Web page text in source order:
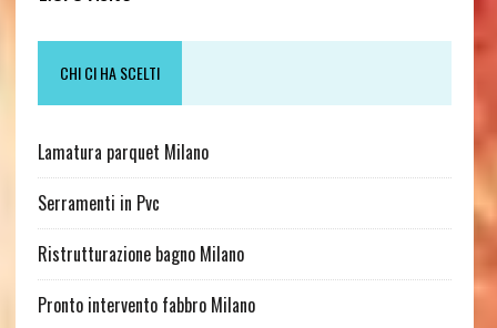
CHI CI HA SCELTI
Lamatura parquet Milano
Serramenti in Pvc
Ristrutturazione bagno Milano
Pronto intervento fabbro Milano